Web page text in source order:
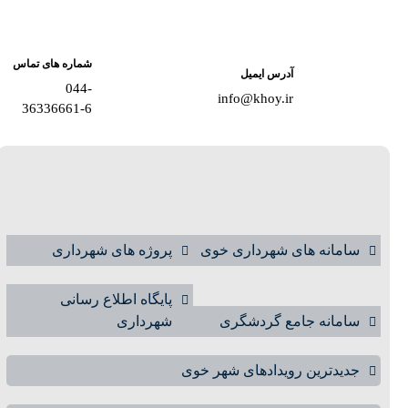
آدرس ایمیل
info@khoy.ir
شماره های تماس
044-
36336661-6
سامانه های شهرداری خوی پروژه های شهرداری
سامانه جامع گردشگری
پایگاه اطلاع رسانی
شهرداری
جدیدترین رویدادهای شهر خوی